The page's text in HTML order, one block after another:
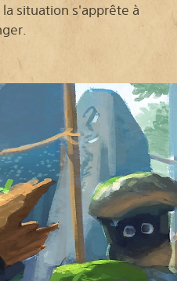
situation s'apprête à